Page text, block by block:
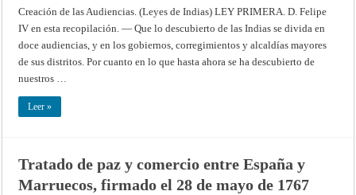
de
las
Audiencias
de
Indias)
Creación de las Audiencias. (Leyes de Indias) LEY PRIMERA. D. Felipe
IV en esta recopilación. — Que lo descubierto de las Indias se divida en
doce audiencias, y en los gobiernos, corregimientos y alcaldías mayores
de sus distritos. Por cuanto en lo que hasta ahora se ha descubierto de
nuestros …
Leer »
Tratado de paz y comercio entre España y
Marruecos, firmado el 28 de mayo de 1767